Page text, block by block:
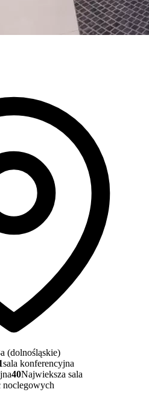
(dolnośląskie)
sala konferencyjna
40Najwieksza sala
noclegowych